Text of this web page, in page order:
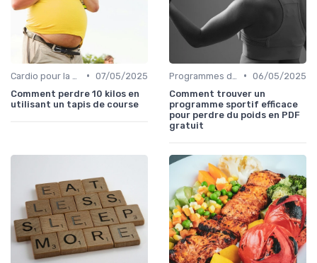
• 07/05/2025
Comment perdre 10 kilos en
utilisant un tapis de course
• 06/05/2025
Comment trouver un
programme sportif efficace
pour perdre du poids en PDF
gratuit